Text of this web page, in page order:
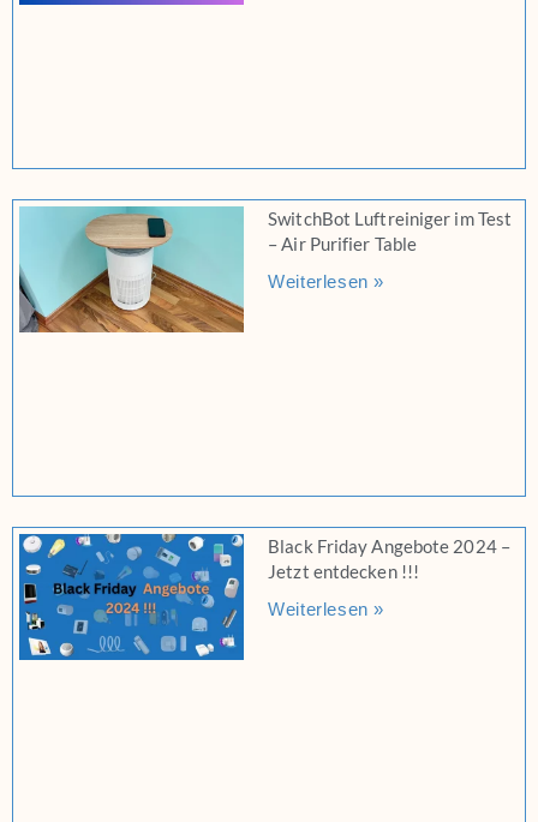
SwitchBot Luftreiniger im Test
– Air Purifier Table
Weiterlesen »
Black Friday Angebote 2024 –
Jetzt entdecken !!!
Weiterlesen »